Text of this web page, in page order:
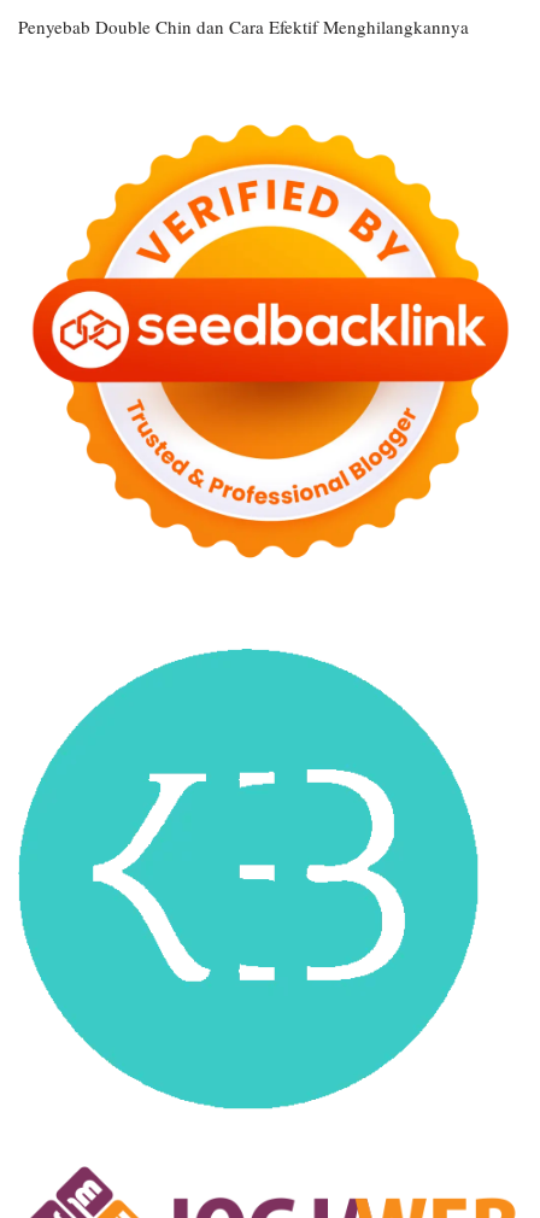
Penyebab Double Chin dan Cara Efektif Menghilangkannya